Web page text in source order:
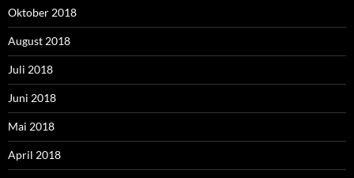
Oktober 2018
August 2018
Juli 2018
Juni 2018
Mai 2018
April 2018